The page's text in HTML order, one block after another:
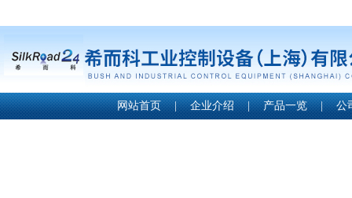
网站首页 | 企业介绍 | 产品一览 | 公